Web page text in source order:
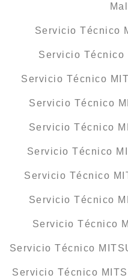
Servicio Técnico
Servicio Técnico
Servicio Técnico
Servicio Técnico
Servicio Técnico
Servicio Técnico
Servicio Técnico
Servicio Técnico
Servicio Técnico
Servicio Técnico
Servicio Técnico